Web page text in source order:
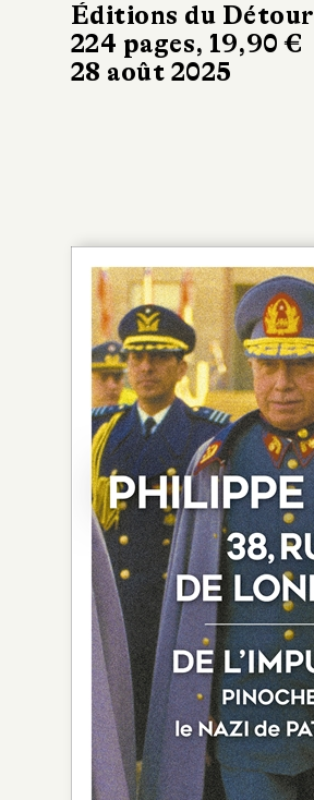
Éditions du Détour
224 pages, 19,90 €
28 août 2025